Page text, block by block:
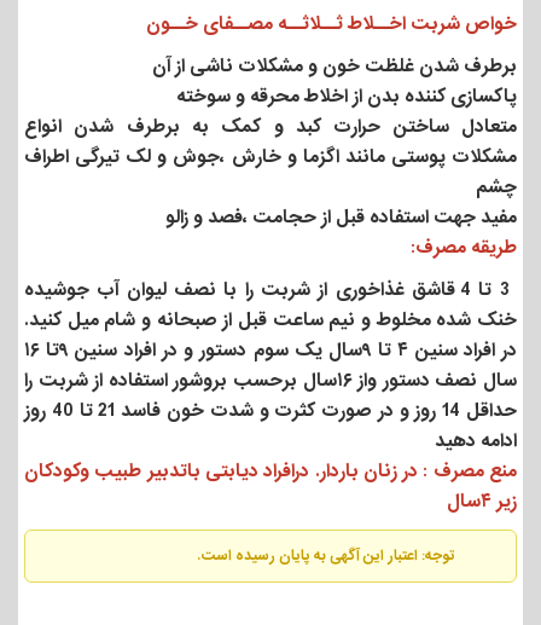
خواص شربت اخــلاط ثــلاثــه مصــفای خــون
برطرف شدن غلظت خون و مشکلات ناشی از آن
پاکسازی کننده بدن از اخلاط محرقه و سوخته
متعادل ساختن حرارت کبد و کمک به برطرف شدن انواع
مشکلات پوستی مانند اگزما و خارش ،جوش و لک تیرگی اطراف
چشم
مفید جهت استفاده قبل از حجامت ،فصد و زالو
طریقه مصرف:
3 تا 4 قاشق غذاخوری از شربت را با نصف لیوان آب جوشیده
خنک شده مخلوط و نیم ساعت قبل از صبحانه و شام میل کنید.
در افراد سنین ۴ تا ۹سال یک سوم دستور و در افراد سنین ۹تا ۱۶
سال نصف دستور واز ۱۶سال برحسب بروشور استفاده از شربت را
حداقل 14 روز و در صورت کثرت و شدت خون فاسد 21 تا 40 روز
ادامه دهید
منع مصرف : در زنان باردار. درافراد دیابتی باتدبیر طبیب وکودکان
زیر ۴سال
توجه: اعتبار این آگهی به پایان رسیده است.